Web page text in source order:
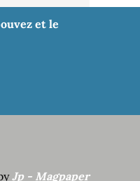
et le
Jp - Magpaper